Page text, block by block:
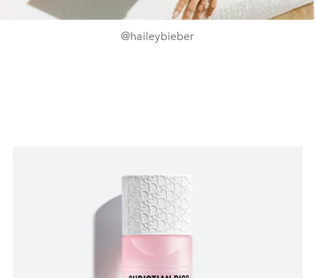
@haileybieber